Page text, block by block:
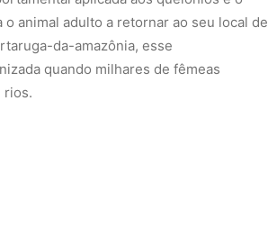
animal adulto a retornar ao seu local de
da-amazônia, esse
quando milhares de fêmeas
rios.